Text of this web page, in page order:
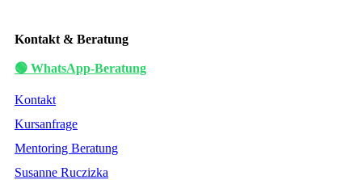
Kontakt & Beratung
🟢 WhatsApp-Beratung
Kontakt
Kursanfrage
Mentoring Beratung
Susanne Ruczizka